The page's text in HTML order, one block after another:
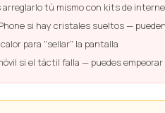
tú mismo con kits de
si hay cristales sueltos —
para "sellar" la pantalla
si el táctil falla — puedes